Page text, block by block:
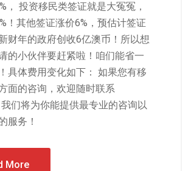
， 投资移民类签证就是大冤冤，
！其他签证涨价6%，预估计签证
财年的政府创收6亿澳币！所以想
的小伙伴要赶紧啦！咱们能省一
具体费用变化如下： 如果您有移
面的咨询，欢迎随时联系
们将为你能提供最专业的咨询以
服务！
More